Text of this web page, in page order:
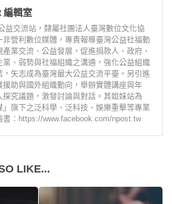
編輯室
益交流站，隸屬社團法人臺灣數位文化協
非營利數位媒體，專責報導臺灣公益社福動
產業交流、公益發展，促進捐款人、政府、
業、弱勢與社福組織之溝通，強化公益組織
，矢志成為臺灣最大公益交流平臺。另引進
援助與國外組織動向，舉辦實體講座與年
探究議題，激發討論與對話。其姐妹站為
」旗下之泛科學、泛科技、娛樂重擊等專業
書：https://www.facebook.com/npost.tw
LIKE...